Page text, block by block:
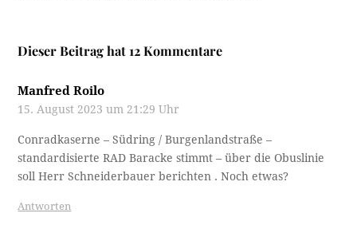
Dieser Beitrag hat 12 Kommentare
Manfred Roilo
15. August 2023 um 21:29 Uhr
Conradkaserne – Südring / Burgenlandstraße –
standardisierte RAD Baracke stimmt – über die Obuslinie
soll Herr Schneiderbauer berichten . Noch etwas?
Antworten